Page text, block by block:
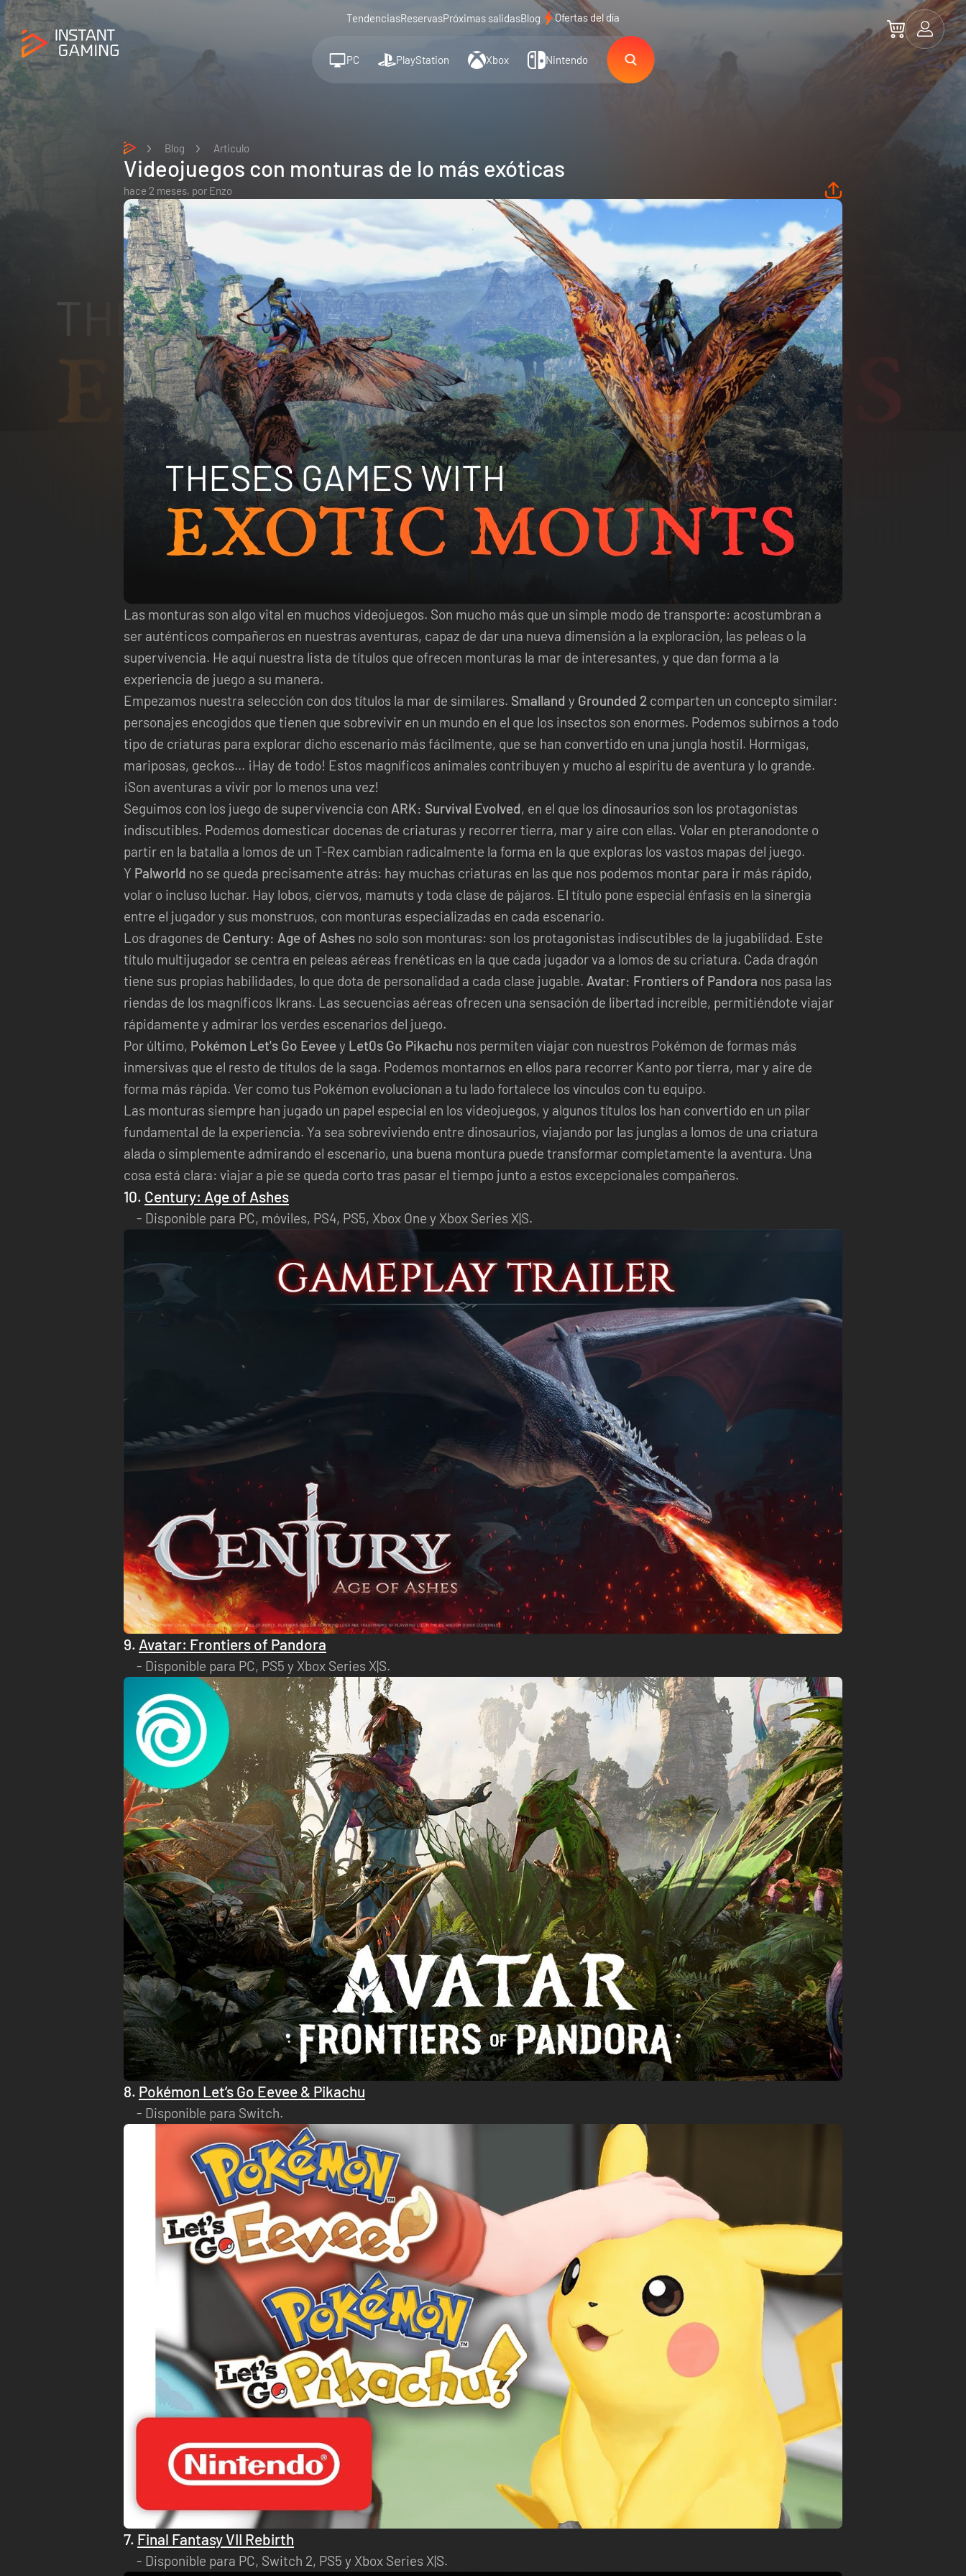
TendenciasReservasPróximas salidasBlog Ofertas del día
PC PlayStation Xbox Nintendo
Blog Articulo
Videojuegos con monturas de lo más exóticas
hace 2 meses, por Enzo
Las monturas son algo vital en muchos videojuegos. Son mucho más que un simple modo de transporte: acostumbran a
ser auténticos compañeros en nuestras aventuras, capaz de dar una nueva dimensión a la exploración, las peleas o la
supervivencia. He aquí nuestra lista de títulos que ofrecen monturas la mar de interesantes, y que dan forma a la
experiencia de juego a su manera.
Empezamos nuestra selección con dos títulos la mar de similares. Smalland y Grounded 2 comparten un concepto similar:
personajes encogidos que tienen que sobrevivir en un mundo en el que los insectos son enormes. Podemos subirnos a todo
tipo de criaturas para explorar dicho escenario más fácilmente, que se han convertido en una jungla hostil. Hormigas,
mariposas, geckos... ¡Hay de todo! Estos magníficos animales contribuyen y mucho al espíritu de aventura y lo grande.
¡Son aventuras a vivir por lo menos una vez!
Seguimos con los juego de supervivencia con ARK: Survival Evolved, en el que los dinosaurios son los protagonistas
indiscutibles. Podemos domesticar docenas de criaturas y recorrer tierra, mar y aire con ellas. Volar en pteranodonte o
partir en la batalla a lomos de un T-Rex cambian radicalmente la forma en la que exploras los vastos mapas del juego.
Y Palworld no se queda precisamente atrás: hay muchas criaturas en las que nos podemos montar para ir más rápido,
volar o incluso luchar. Hay lobos, ciervos, mamuts y toda clase de pájaros. El título pone especial énfasis en la sinergia
entre el jugador y sus monstruos, con monturas especializadas en cada escenario.
Los dragones de Century: Age of Ashes no solo son monturas: son los protagonistas indiscutibles de la jugabilidad. Este
título multijugador se centra en peleas aéreas frenéticas en la que cada jugador va a lomos de su criatura. Cada dragón
tiene sus propias habilidades, lo que dota de personalidad a cada clase jugable. Avatar: Frontiers of Pandora nos pasa las
riendas de los magníficos Ikrans. Las secuencias aéreas ofrecen una sensación de libertad increíble, permitiéndote viajar
rápidamente y admirar los verdes escenarios del juego.
Por último, Pokémon Let's Go Eeveey Let0s Go Pikachu nos permiten viajar con nuestros Pokémon de formas más
inmersivas que el resto de títulos de la saga. Podemos montarnos en ellos para recorrer Kanto por tierra, mar y aire de
forma más rápida. Ver como tus Pokémon evolucionan a tu lado fortalece los vínculos con tu equipo.
Las monturas siempre han jugado un papel especial en los videojuegos, y algunos títulos los han convertido en un pilar
fundamental de la experiencia. Ya sea sobreviviendo entre dinosaurios, viajando por las junglas a lomos de una criatura
alada o simplemente admirando el escenario, una buena montura puede transformar completamente la aventura. Una
cosa está clara: viajar a pie se queda corto tras pasar el tiempo junto a estos excepcionales compañeros.
10. Century: Age of Ashes
Disponible para PC, móviles, PS4, PS5, Xbox One y Xbox Series X|S.
9. Avatar: Frontiers of Pandora
Disponible para PC, PS5 y Xbox Series X|S.
8. Pokémon Let’s Go Eevee & Pikachu
Disponible para Switch.
7. Final Fantasy VII Rebirth
Disponible para PC, Switch 2, PS5 y Xbox Series X|S.